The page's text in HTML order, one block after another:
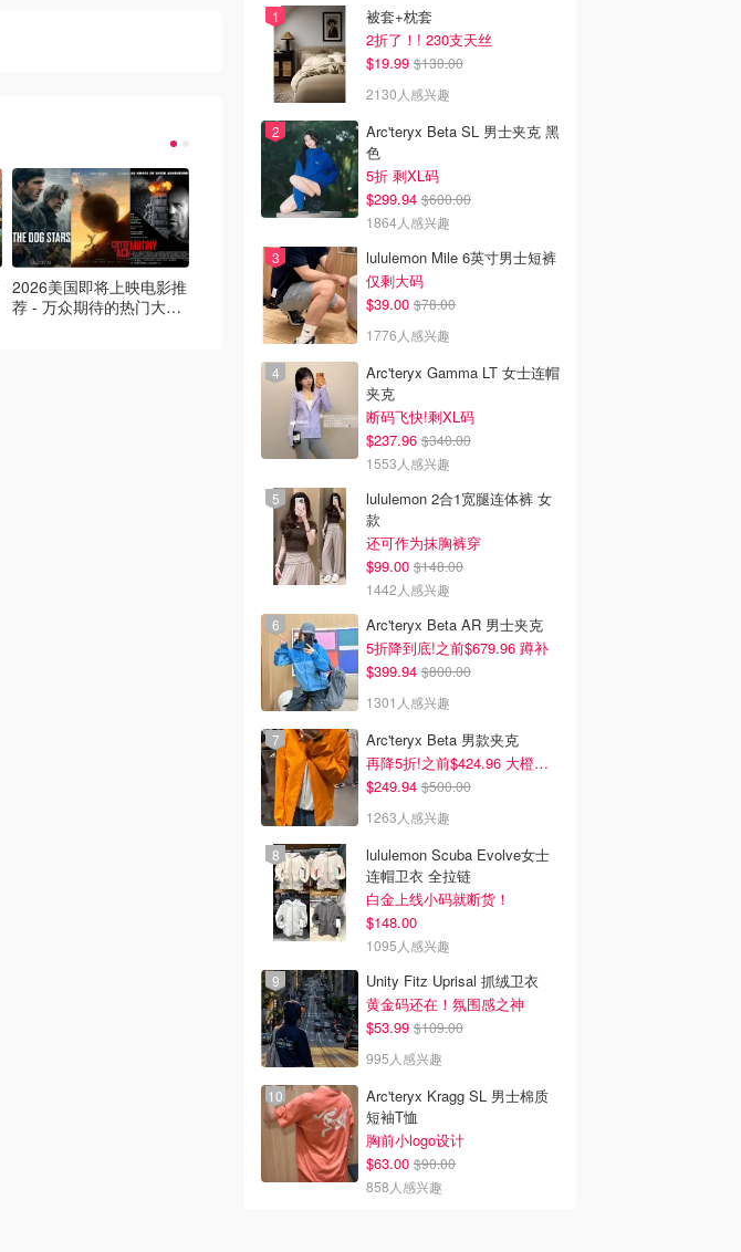
2026美国即将上映电影推
荐 - 万众期待的热门大片
Netflix新剧推荐2026 - 最
新好看网飞Netflix新剧大
片 - 8月最新：《​​百年孤
2026韩剧推荐 - 最新高分
好看韩剧排行榜 - 8月最
新：《财阀X刑警 第二
季》终于回归！
被套+枕套
2折了！! 230支天丝
$19.99 $130.00
2130人感兴趣
Arc'teryx Beta SL 男士夹克 黑
色
5折 剩XL码
$299.94 $600.00
1864人感兴趣
lululemon Mile 6英寸男士短裤
仅剩大码
$39.00 $78.00
1776人感兴趣
Arc'teryx Gamma LT 女士连帽
夹克
断码飞快!剩XL码
$237.96 $340.00
1553人感兴趣
lululemon 2合1宽腿连体裤 女
款
还可作为抹胸裤穿
$99.00 $148.00
1442人感兴趣
Arc'teryx Beta AR 男士夹克
5折降到底!之前$679.96 蹲补
$399.94 $800.00
1301人感兴趣
Arc'teryx Beta 男款夹克
再降5折!之前$424.96 大橙子好显白 蹲补
$249.94 $500.00
1263人感兴趣
lululemon Scuba Evolve女士
连帽卫衣 全拉链
白金上线小码就断货！
$148.00
1095人感兴趣
Unity Fitz Uprisal 抓绒卫衣
黄金码还在！氛围感之神
$53.99 $109.00
995人感兴趣
Arc'teryx Kragg SL 男士棉质
短袖T恤
胸前小logo设计
$63.00 $90.00
858人感兴趣